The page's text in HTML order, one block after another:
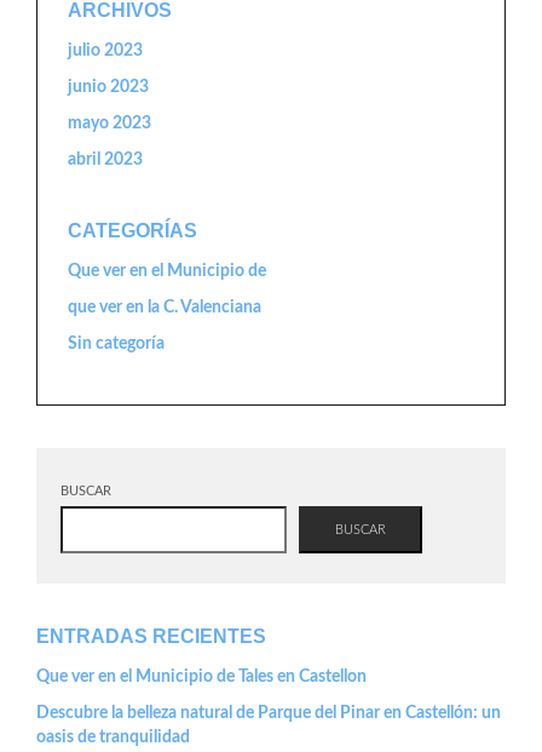
ARCHIVOS
julio 2023
junio 2023
mayo 2023
abril 2023
CATEGORÍAS
Que ver en el Municipio de
que ver en la C. Valenciana
Sin categoría
BUSCAR
BUSCAR
ENTRADAS RECIENTES
Que ver en el Municipio de Tales en Castellon
Descubre la belleza natural de Parque del Pinar en Castellón: un
oasis de tranquilidad